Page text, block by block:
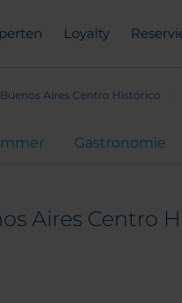
Loyalty
Aires Centro Histórico
Gastronomie
Aires Centro